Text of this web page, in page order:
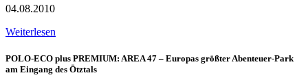
04.08.2010
Weiterlesen
POLO-ECO plus PREMIUM: AREA 47 – Europas größter Abenteuer-Park
am Eingang des Ötztals